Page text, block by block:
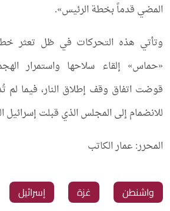
المضي قدماً بخطة الرئيس».
وتأتي هذه التحركات في ظل تعثر
«حماس» إلقاء سلاحها واستمرار
قوضت اتفاق وقف إطلاق النار، فيما لم
للانضمام إلى المجلس الذي قبلت إسرائيل
المحرر: عمار الكاتب
واشنطن غزة إسرائيل